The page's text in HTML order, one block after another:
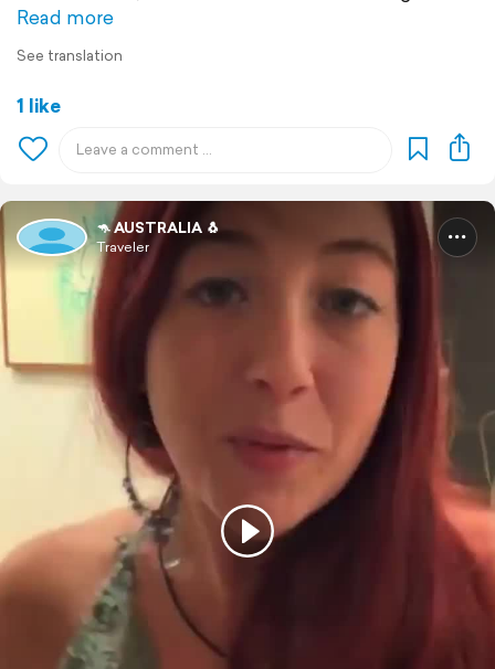
Read more
See translation
1 like
🦘 AUSTRALIA 🐧
Traveler